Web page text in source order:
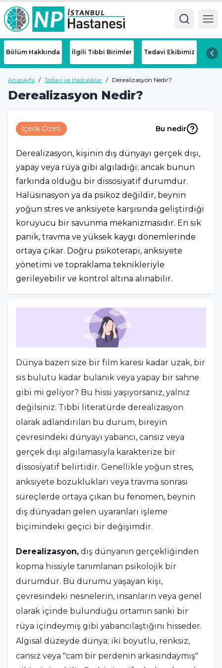
Bölüm Hakkında İlgili Tıbbi Birimler Tedavi Ekibimiz
Anasayfa / Tedavi ve Hastalıklar / Derealizasyon Nedir?
Derealizasyon Nedir?
İçerik Özeti Bu nedir
Derealizasyon, kişinin dış dünyayı gerçek dışı,
yapay veya rüya gibi algıladığı; ancak bunun
farkında olduğu bir dissosiyatif durumdur.
Halüsinasyon ya da psikoz değildir, beynin
yoğun stres ve anksiyete karşısında geliştirdiği
koruyucu bir savunma mekanizmasıdır. En sık
panik, travma ve yüksek kaygı dönemlerinde
ortaya çıkar. Doğru psikoterapi, anksiyete
yönetimi ve topraklama teknikleriyle
gerileyebilir ve kontrol altına alınabilir.
Dünya bazen size bir film karesi kadar uzak, bir
sis bulutu kadar bulanık veya yapay bir sahne
gibi mi geliyor? Bu hissi yaşıyorsanız, yalnız
değilsiniz. Tıbbi literatürde derealizasyon
olarak adlandırılan bu durum, bireyin
çevresindeki dünyayı yabancı, cansız veya
gerçek dışı algılamasıyla karakterize bir
dissosiyatif belirtidir. Genellikle yoğun stres,
anksiyete bozuklukları veya travma sonrası
süreçlerde ortaya çıkan bu fenomen, beynin
dış dünyadan gelen uyaranları işleme
biçimindeki geçici bir değişimdir.
Derealizasyon, dış dünyanın gerçekliğinden
kopma hissiyle tanımlanan psikolojik bir
durumdur. Bu durumu yaşayan kişi,
çevresindeki nesnelerin, insanların veya genel
olarak içinde bulunduğu ortamın sanki bir
rüya içindeymiş gibi yabancılaştığını hisseder.
Algısal düzeyde dünya; iki boyutlu, renksiz,
cansız veya "cam bir perdenin arkasındaymış"